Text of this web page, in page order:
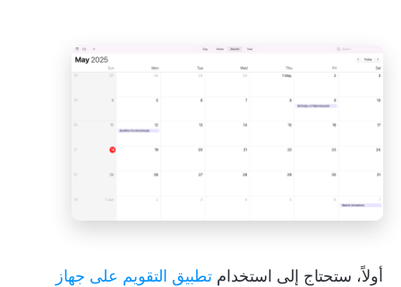
أولاً، ستحتاج إلى استخدام تطبيق التقويم على جهاز